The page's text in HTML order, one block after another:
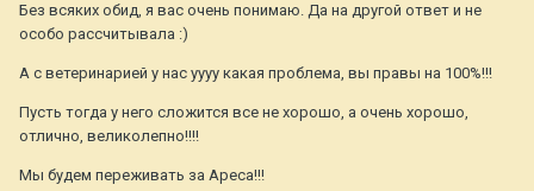
Без всяких обид, я вас очень понимаю. Да на другой ответ и не
особо рассчитывала :)
А с ветеринарией у нас уууу какая проблема, вы правы на 100%!!!
Пусть тогда у него сложится все не хорошо, а очень хорошо,
отлично, великолепно!!!!
Мы будем переживать за Ареса!!!